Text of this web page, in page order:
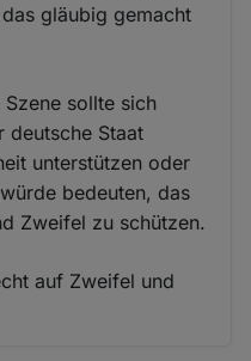
gläubig gemacht
sollte sich
deutsche Staat
unterstützen oder
bedeuten, das
Zweifel zu schützen.
auf Zweifel und